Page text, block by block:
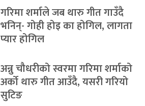
गरिमा शर्माले जब थारु गीत गाउँदै
भनिन्- गोही होइ का होगिल, लागता
प्यार होगिल
अन्नु चौधरीको स्वरमा गरिमा शर्माको
अर्को थारु गीत आउँदै, यसरी गरियो
सुटिङ